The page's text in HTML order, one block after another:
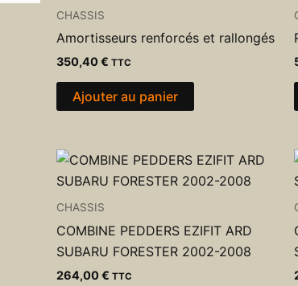
CHASSIS
Amortisseurs renforcés et rallongés
350,40€ TTC
Ajouter au panier
CHASSIS
COMBINE PEDDERS EZIFIT ARD
SUBARU FORESTER 2002-2008
264,00€ TTC